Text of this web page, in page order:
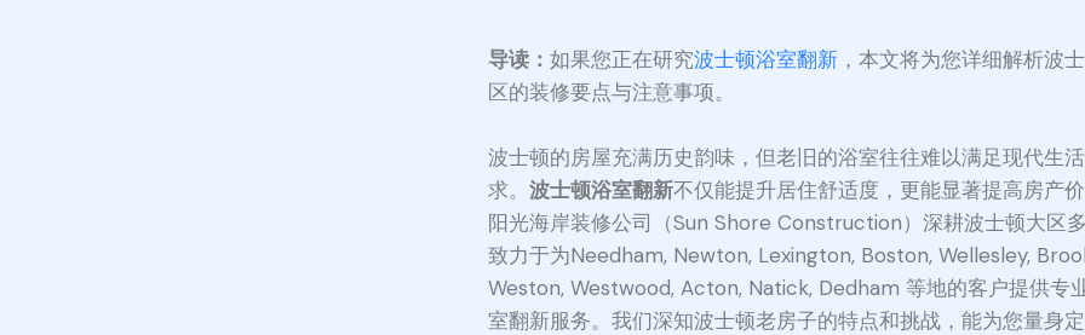
导读：如果您正在研究波士顿浴室翻新 ，本文将为您详细解析波
区的装修要点与注意事项。
波士顿的房屋充满历史韵味，但老旧的浴室往往难以满足现代生
求。波士顿浴室翻新不仅能提升居住舒适度，更能显著提高房产价
阳光海岸装修公司（Sun Shore Construction）深耕波士顿大区多
致力于为Needham, Newton, Lexington, Boston, Wellesley,
Weston, Westwood, Acton, Natick, Dedham 等地的客户提供专
室翻新服务。我们深知波士顿老房子的特点和挑战，能为您量身